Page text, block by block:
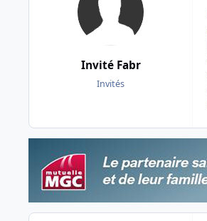
Invité Fabr
Invités